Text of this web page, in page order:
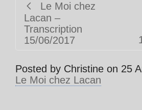
Le Moi chez
Lacan –
Transcription
15/06/2017
Posted by Christine on 25
Le Moi chez Lacan